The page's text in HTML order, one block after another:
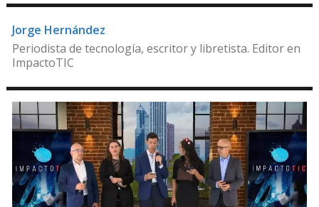
Jorge Hernández
Periodista de tecnología, escritor y libretista. Editor en
ImpactoTIC